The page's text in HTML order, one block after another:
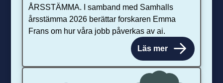
ÅRSSTÄMMA. I samband med Samhalls
årsstämma 2026 berättar forskaren Emma
Frans om hur våra jobb påverkas av ai.
Läs mer